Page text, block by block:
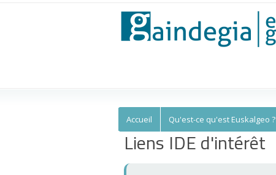
Euskalgeo
Accueil Qu'est-ce qu'est Euskalgeo ?
Liens IDE d'intérêt